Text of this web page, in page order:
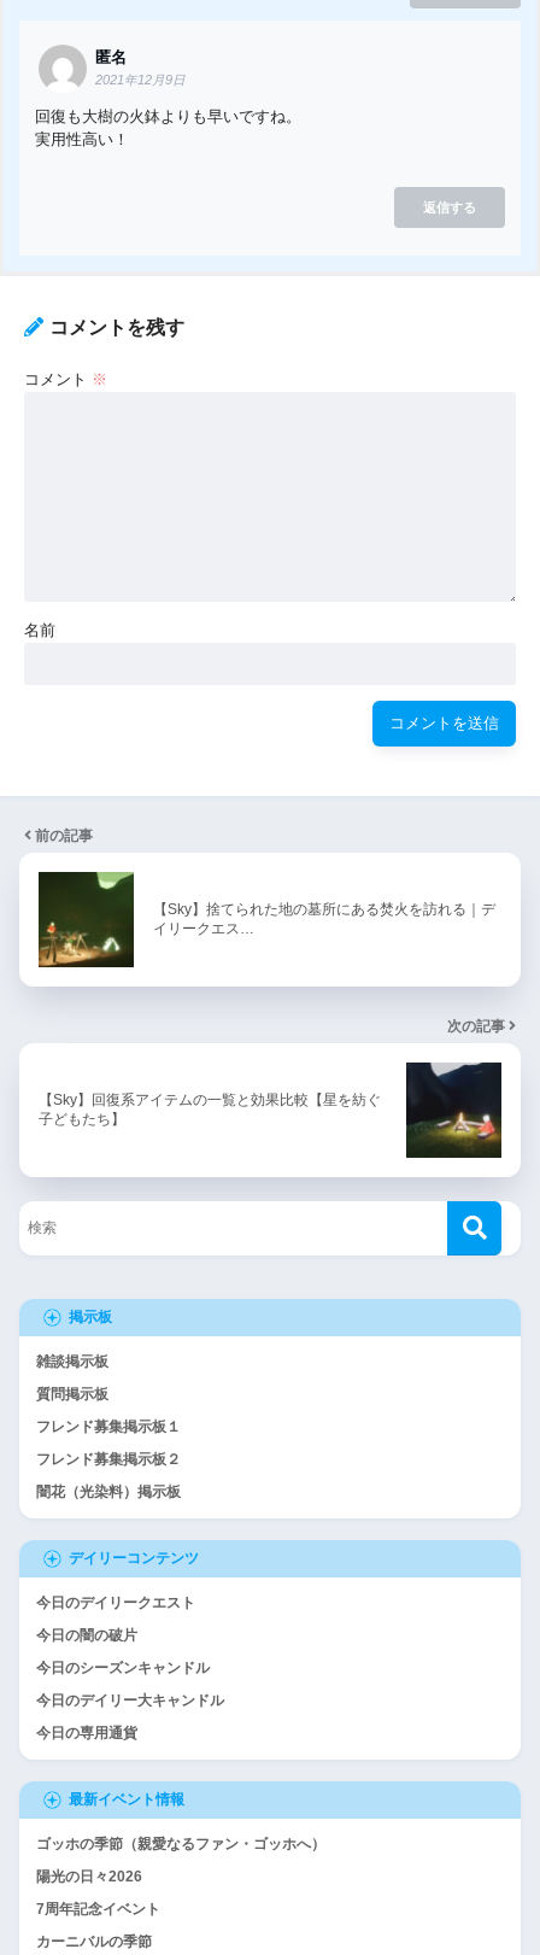
匿名
2021年12月9日
回復も大樹の火鉢よりも早いですね。
実用性高い！
返信する
コメントを残す
コメント ※
名前
前の記事
【Sky】捨てられた地の墓所にある焚火を訪れる｜デ
イリークエス…
次の記事
【Sky】回復系アイテムの一覧と効果比較【星を紡ぐ
子どもたち】
掲示板
雑談掲示板
質問掲示板
フレンド募集掲示板１
フレンド募集掲示板２
闇花（光染料）掲示板
デイリーコンテンツ
今日のデイリークエスト
今日の闇の破片
今日のシーズンキャンドル
今日のデイリー大キャンドル
今日の専用通貨
最新イベント情報
ゴッホの季節（親愛なるファン・ゴッホへ）
陽光の日々2026
7周年記念イベント
カーニバルの季節